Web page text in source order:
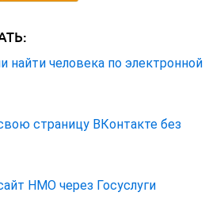
найти человека по электронной
страницу ВКонтакте без
НМО через Госуслуги